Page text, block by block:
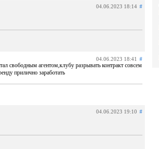
04.06.2023 18:14 #
04.06.2023 18:41 #
свободным агентом,клубу разрывать контракт совсем
прилично заработать
04.06.2023 19:10 #